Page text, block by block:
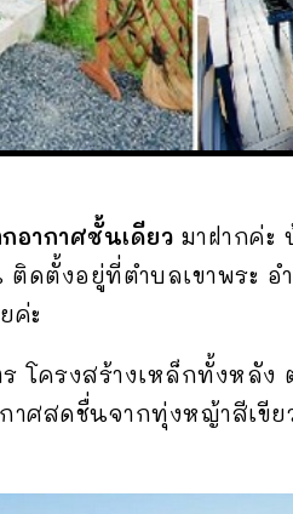
อากาศชั้นเดียว มาฝากค่ะ
ตั้งอยู่ที่ตำบลเขาพระ อ
ค่ะ
ครงสร้างเหล็กทั้งหลัง
าศสดชื่นจากทุ่งหญ้าสีเ